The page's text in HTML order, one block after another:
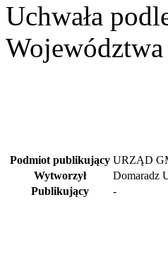
Uchwała
Podmiot publikujący URZĄD
Wytworzył
Domaradz
Publikujący
-